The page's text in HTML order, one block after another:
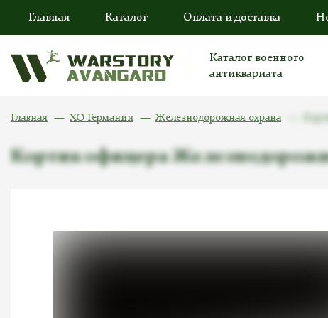
Главная Каталог Оплата и доставка
Каталог военного
антиквариата
Главная ХО Германии Железнодорожная охрана
Кортик офицера